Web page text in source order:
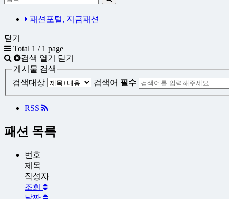
패션포털, 지금패션
닫기
Total 1 /1 page
검색 열기 닫기
게시물 검색
검색대상
검색어 필수
RSS
패션 목록
번호
제목
작성자
조회